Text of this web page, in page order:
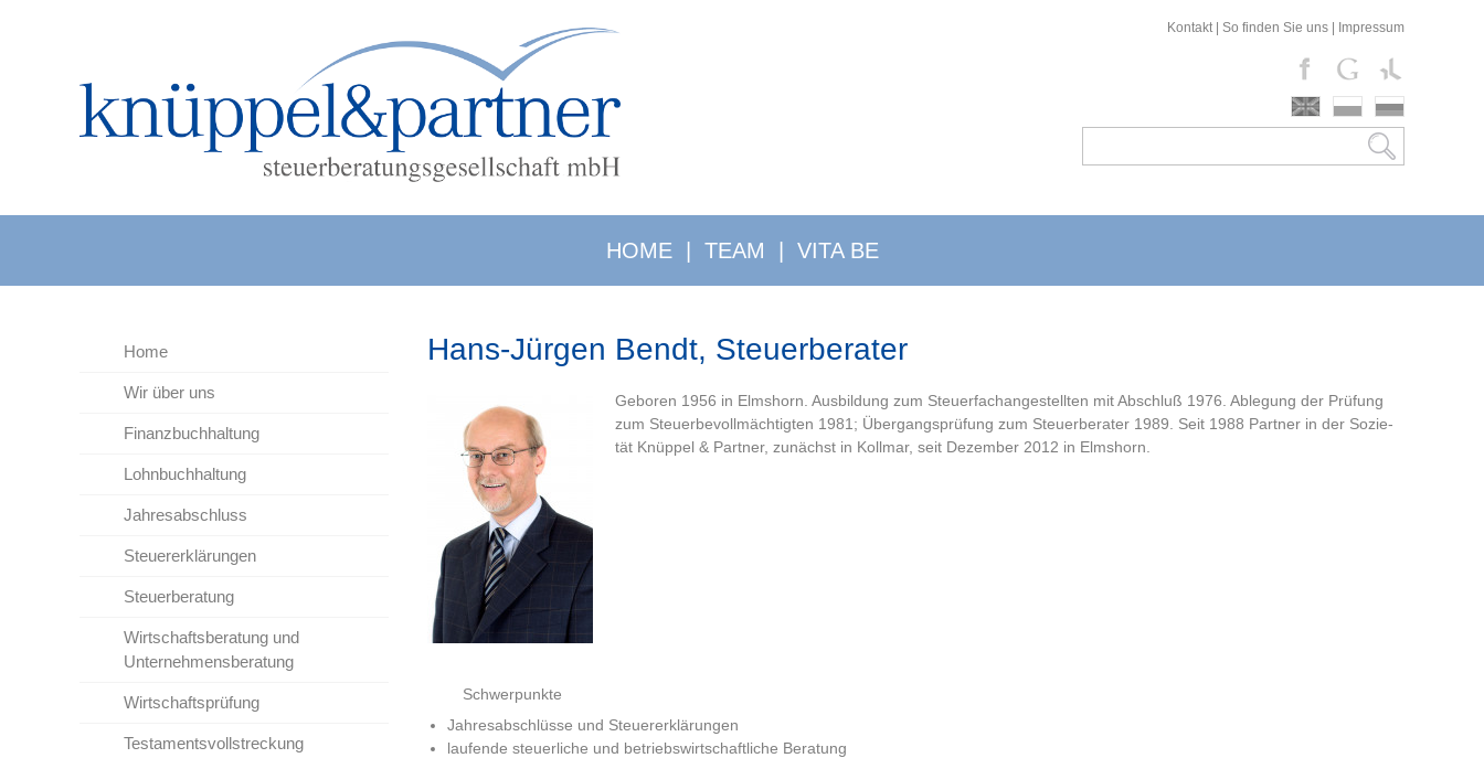
Kontakt| So finden Sie uns Impressum
HOME| TEAM VITA BE
Home
Wir über uns
Finanzbuchhaltung
Lohnbuchhaltung
Jahresabschluss
Steuererklärungen
Steuerberatung
Wirtschaftsberatung und
Unternehmensberatung
Wirtschaftsprüfung
Testamentsvollstreckung
Hans-Jürgen Bendt, Steuerberater
Ge­bo­ren 1956 in Elms­horn. Ausbildung zum Steuerfachangestellten mit Abschluß 1976. Ablegung der Prüfung
zum Steuerbevollmächtigten 1981; Übergangsprüfung zum Steuerberater 1989. Seit 1988 Part­ner in der So­zie­
tät Knüp­pel & Part­ner, zunächst in Kollmar, seit Dezember 2012 in Elms­horn.
Schwerpunkte
Jahresabschlüsse und Steuererklärungen
laufende steuerliche und betriebswirtschaftliche Beratung